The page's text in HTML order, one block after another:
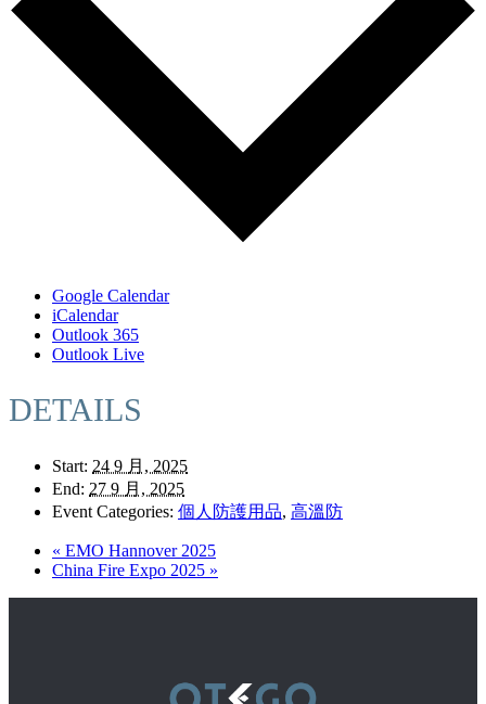
Google Calendar
iCalendar
Outlook 365
Outlook Live
DETAILS
Start: 24 9 月, 2025
End: 27 9 月, 2025
Event Categories: 個人防護用品, 高溫防
« EMO Hannover 2025
China Fire Expo 2025 »